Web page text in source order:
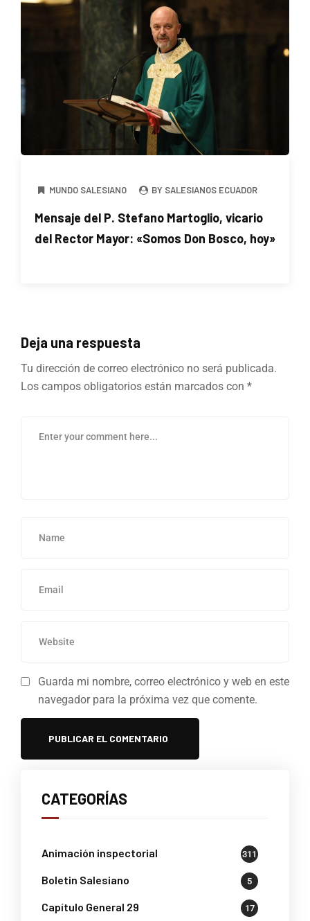
MUNDO SALESIANO BY SALESIANOS ECUADOR
Mensaje del P. Stefano Martoglio, vicario
del Rector Mayor: «Somos Don Bosco, hoy»
Deja una respuesta
Tu dirección de correo electrónico no será publicada.
Los campos obligatorios están marcados con *
Guarda mi nombre, correo electrónico y web en este
navegador para la próxima vez que comente.
CATEGORÍAS
Animación inspectorial 311
Boletin Salesiano 5
Capítulo General 29 17